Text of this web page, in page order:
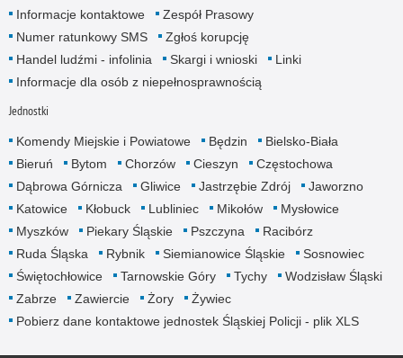
Informacje kontaktowe
Zespół Prasowy
Numer ratunkowy SMS
Zgłoś korupcję
Handel ludźmi - infolinia
Skargi i wnioski
Linki
Informacje dla osób z niepełnosprawnością
Jednostki
Komendy Miejskie i Powiatowe Będzin
Bielsko-Biała
Bieruń
Bytom Chorzów Cieszyn
Częstochowa
Dąbrowa Górnicza
Gliwice Jastrzębie Zdrój
Jaworzno
Katowice
Kłobuck Lubliniec Mikołów
Mysłowice
Myszków
Piekary Śląskie Pszczyna
Racibórz
Ruda Śląska
Rybnik Siemianowice Śląskie
Sosnowiec
Świętochłowice
Tarnowskie Góry Tychy
Wodzisław Śląski
Zabrze
Zawiercie Żory
Żywiec
Pobierz dane kontaktowe jednostek Śląskiej Policji - plik XLS